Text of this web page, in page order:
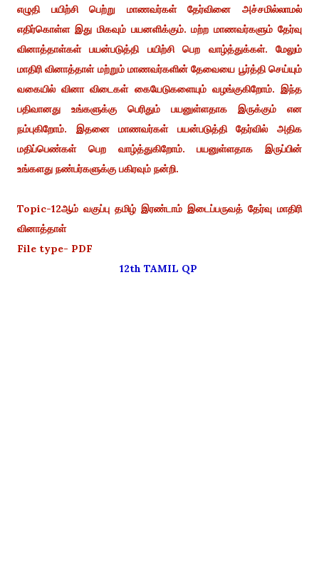
எழுதி பயிற்சி பெற்று மாணவர்கள் தேர்வினை அச்சமில்லாமல்
எதிர்கொள்ள இது மிகவும் பயனளிக்கும். மற்ற மாணவர்களும் தேர்வு
வினாத்தாள்கள் பயன்படுத்தி பயிற்சி பெற வாழ்த்துக்கள். மேலும்
மாதிரி வினாத்தாள் மற்றும் மாணவர்களின் தேவையை பூர்த்தி செய்யும்
வகையில் வினா விடைகள் கையேடுகளையும் வழங்குகிறோம். இந்த
பதிவானது உங்களுக்கு பெரிதும் பயனுள்ளதாக இருக்கும் என
நம்புகிறோம். இதனை மாணவர்கள் பயன்படுத்தி தேர்வில் அதிக
மதிப்பெண்கள் பெற வாழ்த்துகிறோம். பயனுள்ளதாக இருப்பின்
உங்களது நண்பர்களுக்கு பகிரவும் நன்றி.
Topic-12ஆம் வகுப்பு தமிழ் இரண்டாம் இடைப்பருவத் தேர்வு மாதிரி
வினாத்தாள்
File type- PDF
12th TAMIL QP